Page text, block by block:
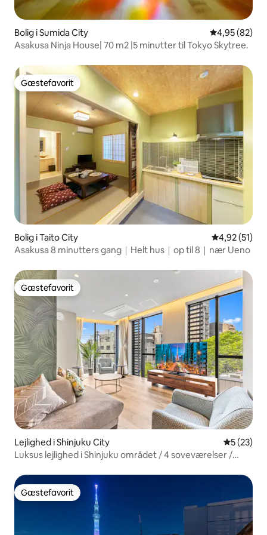
Bolig i Sumida City 4,95 ud af 5 i
4,95 (82)
Asakusa Ninja House| 70 m2 |5 minutter til Tokyo Skytree.
Gæstefavorit
Gæstefavorit
Bolig i Taito City 4,92 ud af 5
4,92 (51)
Asakusa 8 minutters gang｜Helt hus｜op til 8｜nær Ueno
Gæstefavorit
Gæstefavorit
Lejlighed i Shinjuku City 5 ud af 5 i
5 (23)
Luksus lejlighed i Shinjuku området / 4 soveværelser /
Gæstefavorit
Gæstefavorit